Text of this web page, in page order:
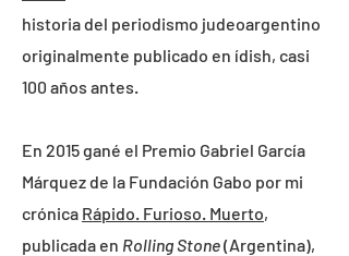
historia del periodismo judeoargentino
originalmente publicado en ídish, casi
100 años antes.
En 2015 gané el Premio Gabriel García
Márquez de la Fundación Gabo por mi
crónica Rápido. Furioso. Muerto,
publicada en Rolling Stone(Argentina),